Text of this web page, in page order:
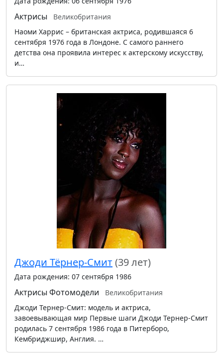
Актрисы
Великобритания
Наоми Харрис – британская актриса, родившаяся 6
сентября 1976 года в Лондоне. С самого раннего
детства она проявила интерес к актерскому искусству,
и…
Джоди Тёрнер-Смит (39 лет)
Дата рождения: 07 сентября 1986
Актрисы Фотомодели
Великобритания
Джоди Тернер-Смит: модель и актриса,
завоевывающая мир Первые шаги Джоди Тернер-Смит
родилась 7 сентября 1986 года в Питерборо,
Кембриджшир, Англия. …